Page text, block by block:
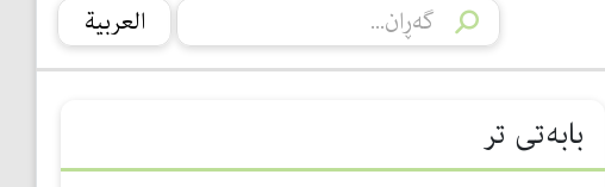
العربیة
بابەتی تر